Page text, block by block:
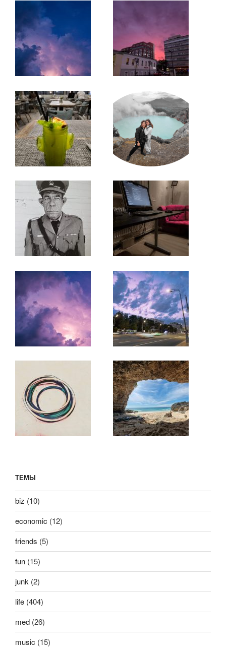
ТЕМЫ
biz (10)
economic (12)
friends (5)
fun (15)
junk (2)
life (404)
med (26)
music (15)